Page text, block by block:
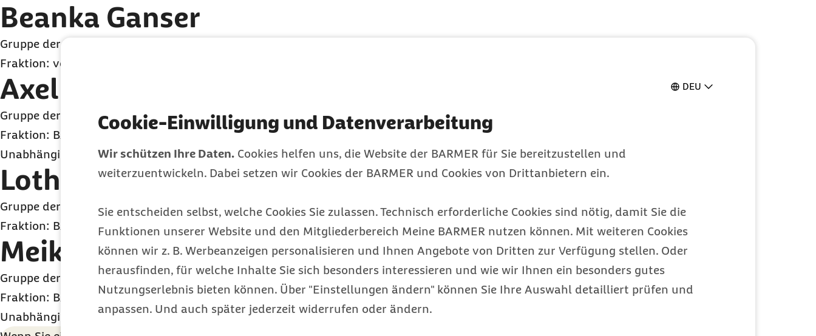
DEU
Cookie-Einwilligung und Datenverarbeitung
Wir schützen Ihre Daten. Cookies helfen uns, die Website der BARMER für Sie bereitzustellen und
weiterzuentwickeln. Dabei setzen wir Cookies der BARMER und Cookies von Drittanbietern ein.
Sie entscheiden selbst, welche Cookies Sie zulassen. Technisch erforderliche Cookies sind nötig, damit Sie die
Funktionen unserer Website und den Mitgliederbereich Meine BARMER nutzen können. Mit weiteren Cookies
können wir z. B. Werbeanzeigen personalisieren und Ihnen Angebote von Dritten zur Verfügung stellen. Oder
herausfinden, für welche Inhalte Sie sich besonders interessieren und wie wir Ihnen ein besonders gutes
Nutzungserlebnis bieten können. Über "Einstellungen ändern" können Sie Ihre Auswahl detailliert prüfen und
anpassen. Und auch später jederzeit widerrufen oder ändern.
Beanka Ganser
Gruppe der Versicherten
Fraktion: ver.di IG Metall ACA
Axel Grotheer
Gruppe der Versicherten
Fraktion: BARMER VersichertenGemeinschaft/BfA DRV Gemeinschaft - Die
Unabhängigen
Lothar Preuß
Gruppe der Versicherten
Fraktion: BARMER Interessenvertretung
Meike Kraus
Gruppe der Versicherten
Fraktion: BARMER VersichertenGemeinschaft/BfA DRV Gemeinschaft - Die
Unabhängigen